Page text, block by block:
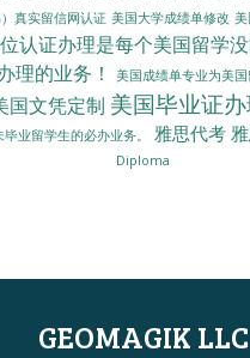
真实留信网认证 美国大学成绩单修改
认证办理是每个美国留学
理的业务！
美国成绩单专业为美
国文凭定制 美国毕业证
业留学生的必办业务。
雅思代考
Diploma
GEOMAGIK LLC